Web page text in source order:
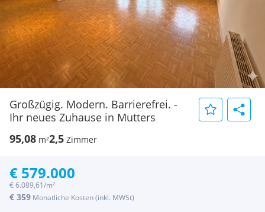
Großzügig. Modern. Barrierefrei. -
Ihr neues Zuhause in Mutters
95,08 m²2,5 Zimmer
€ 579.000
€ 6.089,61/m²
€ 359 Monatliche Kosten (inkl. MWSt)